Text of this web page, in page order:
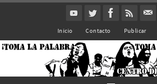
Inicio Contacto Publicar